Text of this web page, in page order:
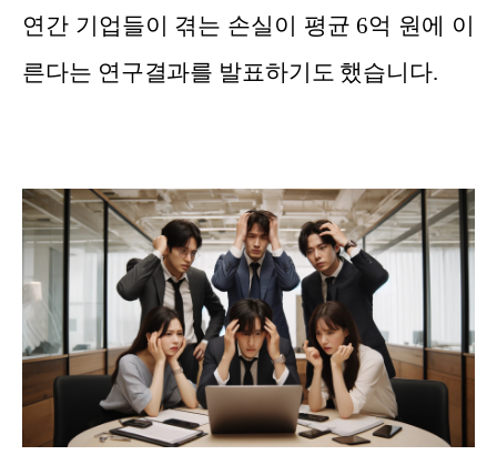
연간 기업들이 겪는 손실이 평균 6억 원에 이
른다는 연구결과를 발표하기도 했습니다.